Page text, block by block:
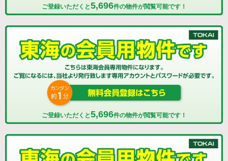
ご登録いただくと5,696件の物件が閲覧可能です！
ご登録いただくと5,696件の物件が閲覧可能です！